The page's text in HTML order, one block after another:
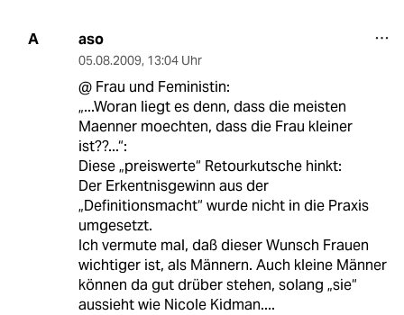
A aso
05.08.2009, 13:04 Uhr
@ Frau und Feministin:
„...Woran liegt es denn, dass die meisten
Maenner moechten, dass die Frau kleiner
ist??...“:
Diese „preiswerte“ Retourkutsche hinkt:
Der Erkentnisgewinn aus der
„Definitionsmacht“ wurde nicht in die Praxis
umgesetzt.
Ich vermute mal, daß dieser Wunsch Frauen
wichtiger ist, als Männern. Auch kleine Männer
können da gut drüber stehen, solang „sie“
aussieht wie Nicole Kidman....